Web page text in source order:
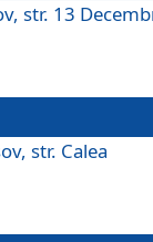
str. 13
str. Calea